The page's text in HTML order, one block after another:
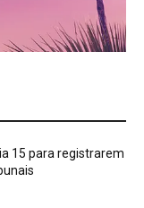
15 para registrarem